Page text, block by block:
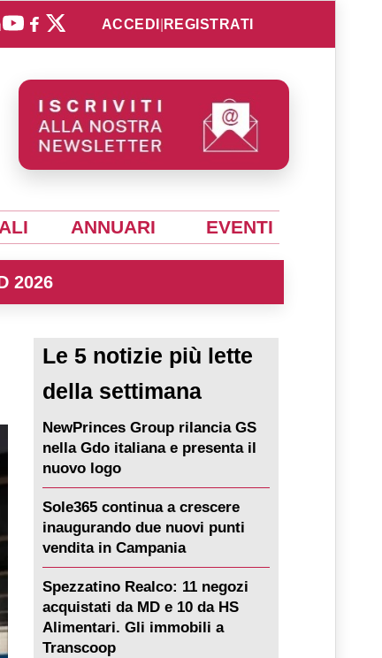
ACCEDI REGISTRATI
ANNUARI EVENTI
2026
Le 5 notizie più lette
della settimana
NewPrinces Group rilancia GS
nella Gdo italiana e presenta il
nuovo logo
Sole365 continua a crescere
inaugurando due nuovi punti
vendita in Campania
Spezzatino Realco: 11 negozi
acquistati da MD e 10 da HS
Alimentari. Gli immobili a
Transcoop